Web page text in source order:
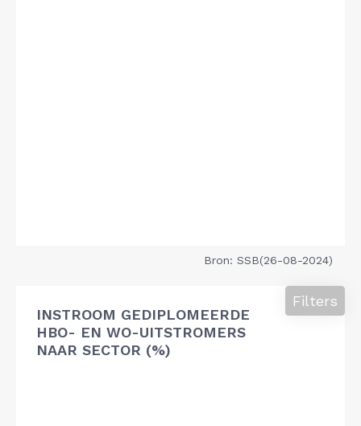
Bron: SSB(26-08-2024)
INSTROOM GEDIPLOMEERDE
HBO- EN WO-UITSTROMERS
NAAR SECTOR (%)
Filters